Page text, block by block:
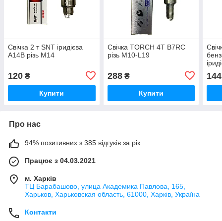
Свічка 2 т SNT іридієва
A14B різь М14
120 ₴
Купити
Свічка TORCH 4Т B7RC
різь M10-L19
288₴
Купити
144
Про нас
94% позитивних з 385 відгуків за рік
Працює з 04.03.2021
м. Харків
ТЦ Барабашово, улица Академика Павлова, 165,
Харьков, Харьковская область, 61000, Харків, Україна
Контакти